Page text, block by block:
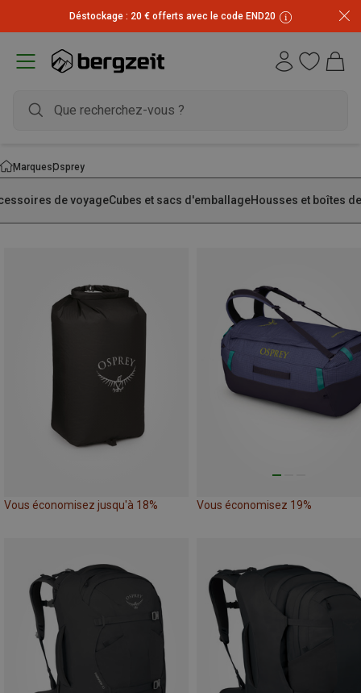
Inscrivez-vous à la newsletter et recevez 10 € !
MarquesOsprey
de voyageCubes et sacs d'emballageHousses et boîtes
Vous économisez jusqu'à 18% Vous économisez 19%